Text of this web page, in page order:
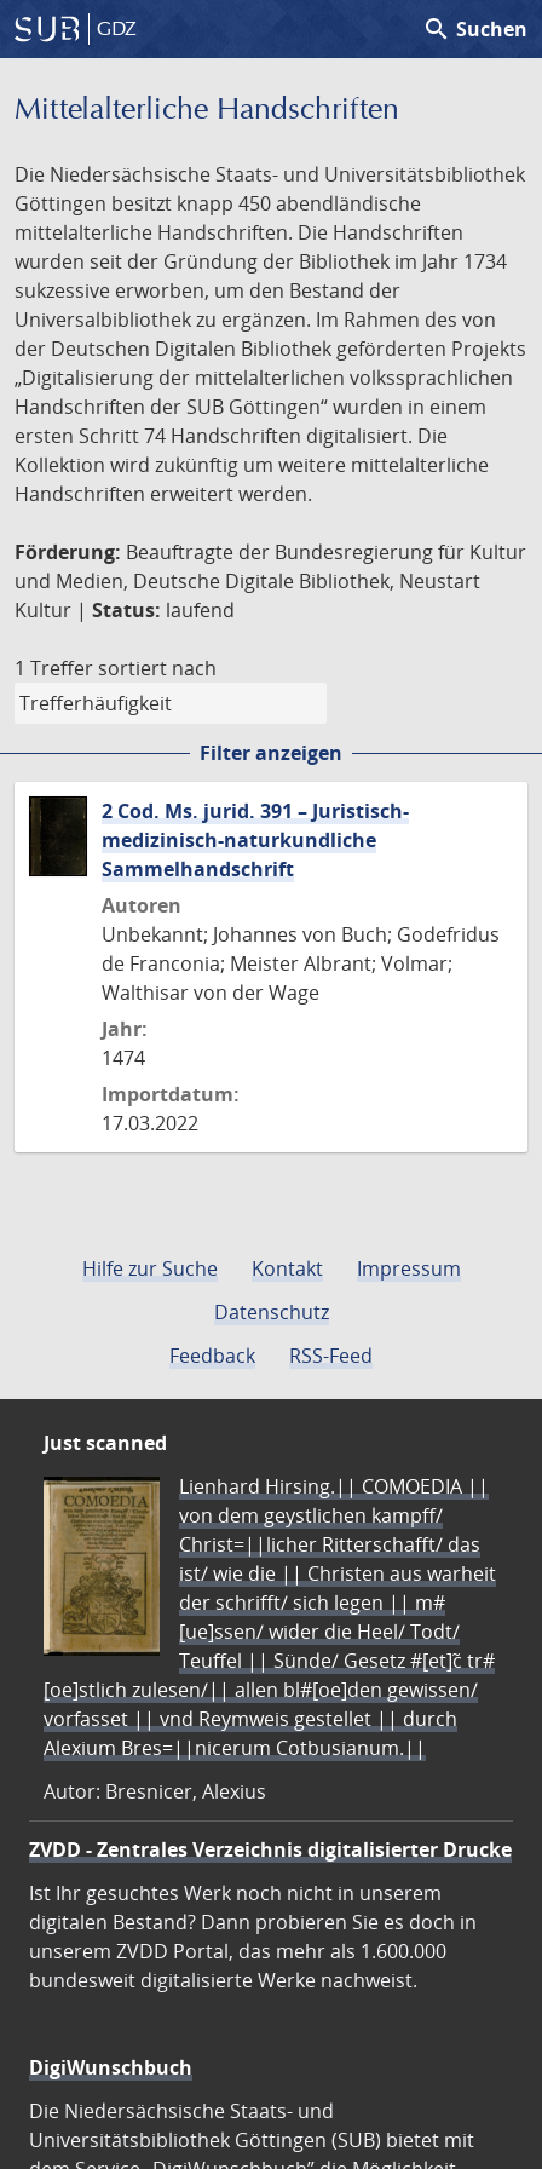
GDZ search Suchen
Mittelalterliche Handschriften
Die Niedersächsische Staats- und Universitätsbibliothek
Göttingen besitzt knapp 450 abendländische
mittelalterliche Handschriften. Die Handschriften
wurden seit der Gründung der Bibliothek im Jahr 1734
sukzessive erworben, um den Bestand der
Universalbibliothek zu ergänzen. Im Rahmen des von
der Deutschen Digitalen Bibliothek geförderten Projekts
„Digitalisierung der mittelalterlichen volkssprachlichen
Handschriften der SUB Göttingen“ wurden in einem
ersten Schritt 74 Handschriften digitalisiert. Die
Kollektion wird zukünftig um weitere mittelalterliche
Handschriften erweitert werden.
Förderung: Beauftragte der Bundesregierung für Kultur
und Medien, Deutsche Digitale Bibliothek, Neustart
Kultur | Status: laufend
1 Treffer sortiert nach
Filter anzeigen
2 Cod. Ms. jurid. 391 – Juristisch-
medizinisch-naturkundliche
Sammelhandschrift
Autoren
Unbekannt; Johannes von Buch; Godefridus
de Franconia; Meister Albrant; Volmar;
Walthisar von der Wage
Jahr:
1474
Importdatum:
17.03.2022
Hilfe zur Suche Kontakt
Impressum
Datenschutz
Feedback
RSS-Feed
Just scanned
Lienhard Hirsing.|| COMOEDIA ||
von dem geystlichen kampff/
Christ=||licher Ritterschafft/ das
ist/ wie die || Christen aus warheit
der schrifft/ sich legen || m#
[ue]ssen/ wider die Heel/ Todt/
Teuffel || Sünde/ Gesetz #[et]c̃ tr#
[oe]stlich zulesen/|| allen bl#[oe]den gewissen/
vorfasset || vnd Reymweis gestellet || durch
Alexium Bres=||nicerum Cotbusianum.||
Autor: Bresnicer, Alexius
ZVDD - Zentrales Verzeichnis digitalisierter Drucke
Ist Ihr gesuchtes Werk noch nicht in unserem
digitalen Bestand? Dann probieren Sie es doch in
unserem ZVDD Portal, das mehr als 1.600.000
bundesweit digitalisierte Werke nachweist.
DigiWunschbuch
Die Niedersächsische Staats- und
Universitätsbibliothek Göttingen (SUB) bietet mit